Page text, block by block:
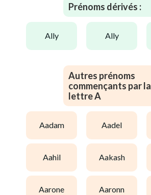
Prénoms dérivés :
ally ally
Autres prénoms
commençants par la
lettre A
aadam aadel
aahil aakash
aarone aaronn